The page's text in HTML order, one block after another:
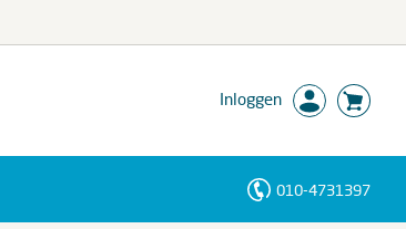
Inloggen
010-4731397